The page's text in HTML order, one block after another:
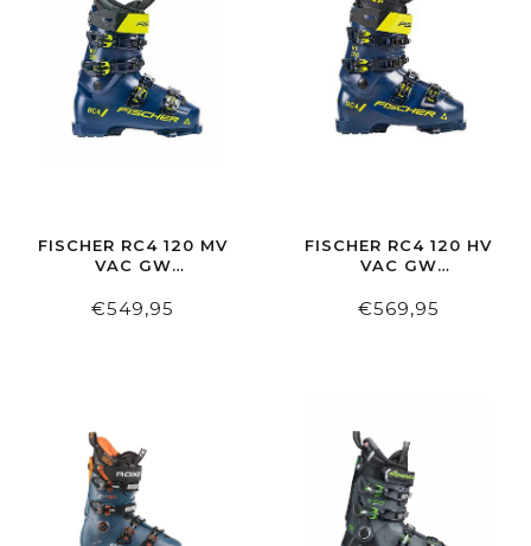
FISCHER RC4 120 MV
VAC GW
€549,95
FISCHER RC4 120 HV
VAC GW
€569,95